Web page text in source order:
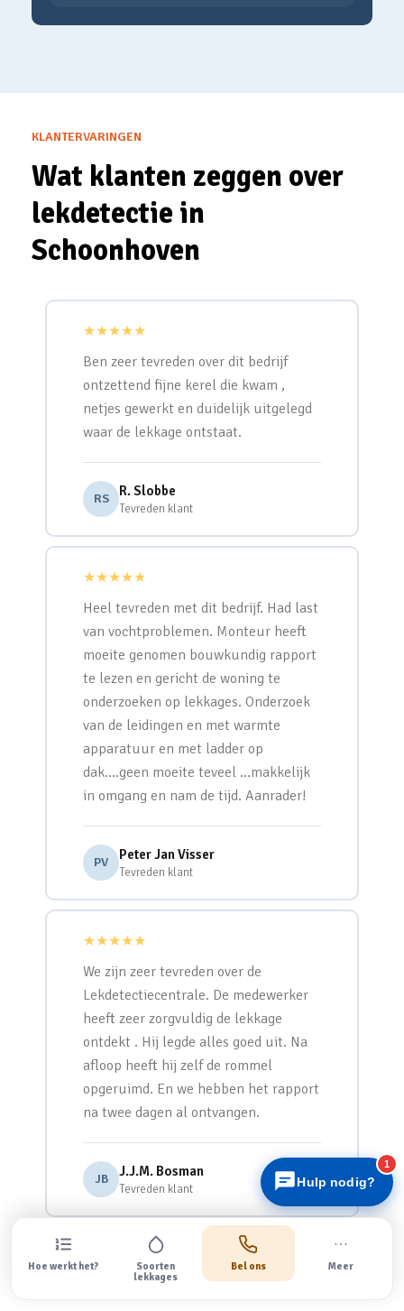
KLANTERVARINGEN
Wat klanten zeggen over
lekdetectie in
Schoonhoven
★★★★★
Ben zeer tevreden over dit bedrijf
ontzettend fijne kerel die kwam ,
netjes gewerkt en duidelijk uitgelegd
waar de lekkage ontstaat.
RS R. Slobbe
Tevreden klant
★★★★★
Heel tevreden met dit bedrijf. Had last
van vochtproblemen. Monteur heeft
moeite genomen bouwkundig rapport
te lezen en gericht de woning te
onderzoeken op lekkages. Onderzoek
van de leidingen en met warmte
apparatuur en met ladder op
dak….geen moeite teveel …makkelijk
in omgang en nam de tijd. Aanrader!
PV Peter Jan Visser
Tevreden klant
★★★★★
We zijn zeer tevreden over de
Lekdetectiecentrale. De medewerker
heeft zeer zorgvuldig de lekkage
ontdekt . Hij legde alles goed uit. Na
afloop heeft hij zelf de rommel
opgeruimd. En we hebben het rapport
na twee dagen al ontvangen.
JB J.J.M. Bosman
Tevreden klant
Bekijk alle recensies
Hulp nodig?
1
Lekdetectiecentrale
Snel antwoord
Hoe werkt het?
Soorten
lekkages
Bel ons Meer